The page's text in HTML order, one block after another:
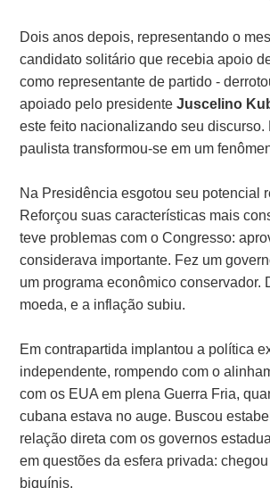
Dois anos depois, representando o
candidato solitário que recebia apoio
como representante de partido -
apoiado pelo presidenteJuscelino
este feito nacionalizando seu discurso.
paulista transformou-se em um
Na Presidência esgotou seu potencial
Reforçou suas características mais
teve problemas com o Congresso:
considerava importante. Fez um
um programa econômico conservador.
moeda, e a inflação subiu.
Em contrapartida implantou a política
independente, rompendo com o
com os EUA em plena Guerra Fria,
cubana estava no auge. Buscou
relação direta com os governos
em questões da esfera privada:
biquínis.